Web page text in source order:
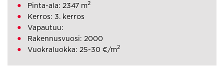
Pinta-ala: 2347 m2
Kerros: 3. kerros
Vapautuu:
Rakennusvuosi: 2000
Vuokraluokka: 25-30 €/m2